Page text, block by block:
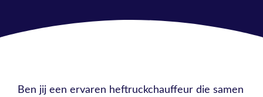
Ben jij een ervaren heftruckchauffeur die samen